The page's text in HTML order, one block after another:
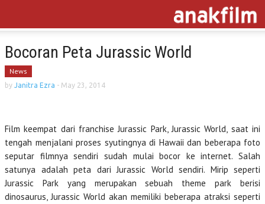
Bocoran Peta Jurassic World
News
by Janitra Ezra - May 23, 2014
Film keempat dari franchise Jurassic Park, Jurassic World, saat ini
tengah menjalani proses syutingnya di Hawaii dan beberapa foto
seputar filmnya sendiri sudah mulai bocor ke internet. Salah
satunya adalah peta dari Jurassic World sendiri. Mirip seperti
Jurassic Park yang merupakan sebuah theme park berisi
dinosaurus, Jurassic World akan memiliki beberapa atraksi seperti